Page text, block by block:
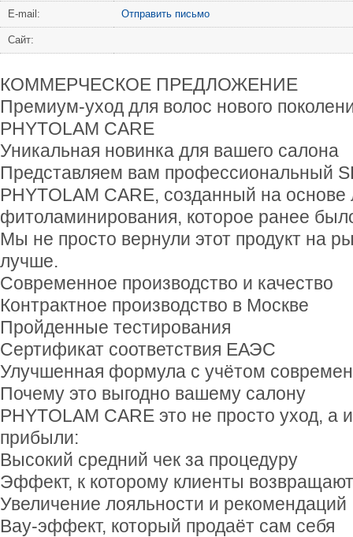
Е-mail: Отправить письмо
Сайт:
КОММЕРЧЕСКОЕ ПРЕДЛОЖЕНИЕ
Премиум-уход для волос нового
PHYTOLAM CARE
Уникальная новинка для вашего салона
Представляем вам профессиональный
PHYTOLAM CARE, созданный на основе
фитоламинирования, которое ранее
Мы не просто вернули этот продукт на
лучше.
Современное производство и качество
Контрактное производство в Москве
Пройденные тестирования
Сертификат соответствия ЕАЭС
Улучшенная формула с учётом
Почему это выгодно вашему салону
PHYTOLAM CARE это не просто уход, а
прибыли:
Высокий средний чек за процедуру
Эффект, к которому клиенты
Увеличение лояльности и рекомендаций
Вау-эффект, который продаёт сам себя